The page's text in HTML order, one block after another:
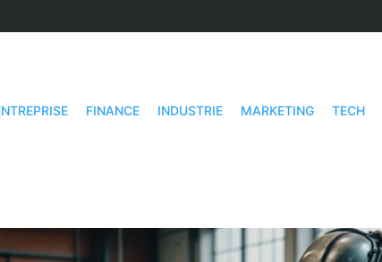
FINANCE INDUSTRIE MARKETING TECH